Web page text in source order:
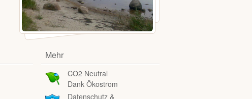
Mehr
CO2 Neutral
Dank Ökostrom
Datenschutz &